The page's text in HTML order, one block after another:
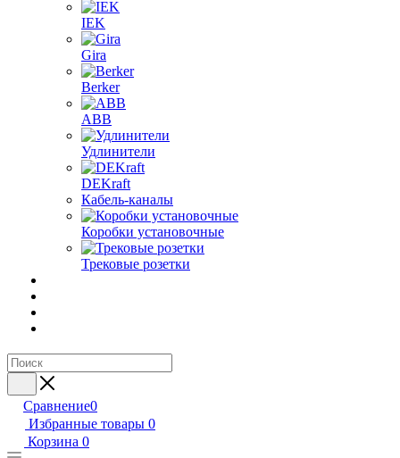
IEK
Gira
Berker
ABB
Удлинители
DEKraft
Кабель-каналы
Коробки установочные
Трековые розетки
Сравнение0
Избранные товары 0
Корзина 0